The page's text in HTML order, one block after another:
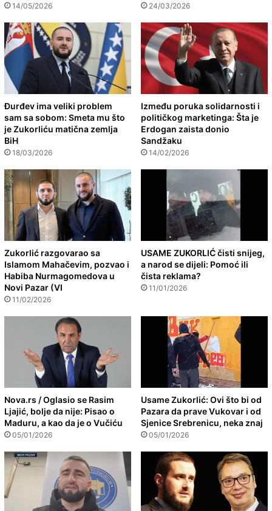
14/05/2026 24/03/2026
Đurđev ima veliki problem
sam sa sobom: Smeta mu što
je Zukorliću matična zemlja
BiH
18/03/2026
Između poruka solidarnosti i
političkog marketinga: Šta je
Erdogan zaista donio
Sandžaku
14/02/2026
Zukorlić razgovarao sa
Islamom Mahačevim, pozvao i
Habiba Nurmagomedova u
Novi Pazar (VI
11/02/2026
USAME ZUKORLIĆ čisti snijeg,
a narod se dijeli: Pomoć ili
čista reklama?
11/01/2026
Nova.rs / Oglasio se Rasim
Ljajić, bolje da nije: Pisao o
Maduru, a kao da je o Vučiću
05/01/2026
Usame Zukorlić: Ovi što bi od
Pazara da prave Vukovar i od
Sjenice Srebrenicu, neka znaj
05/01/2026